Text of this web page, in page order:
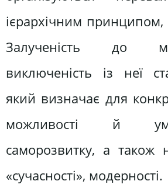
ієрархічним принципом,
Залученість до
виключеність із неї
який визначає для
можливості й
саморозвитку, а також
«сучасності», модерності.